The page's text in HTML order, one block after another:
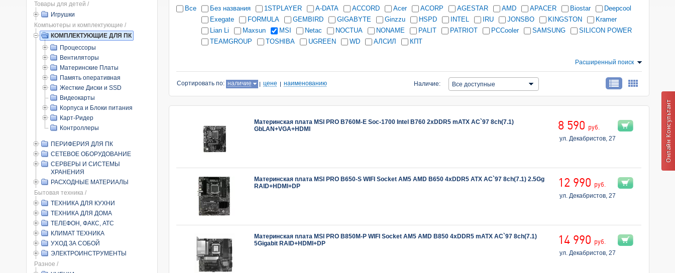
Товары для детей /
Игрушки
Компьютеры и комплектующие /
КОМПЛЕКТУЮЩИЕ ДЛЯ ПК
Процессоры
Вентиляторы
Материнские Платы
Память оперативная
Жесткие Диски и SSD
Видеокарты
Корпуса и Блоки питания
Карт-Ридер
Контроллеры
ПЕРИФЕРИЯ ДЛЯ ПК
СЕТЕВОЕ ОБОРУДОВАНИЕ
СЕРВЕРЫ И СИСТЕМЫ
ХРАНЕНИЯ
РАСХОДНЫЕ МАТЕРИАЛЫ
Бытовая техника /
ТЕХНИКА ДЛЯ КУХНИ
ТЕХНИКА ДЛЯ ДОМА
ТЕЛЕФОН, ФАКС, АТС
КЛИМАТ ТЕХНИКА
УХОД ЗА СОБОЙ
ЭЛЕКТРОИНСТРУМЕНТЫ
Разное /
Все Без названия 1STPLAYER A-DATA ACCORD Acer ACORP AGESTAR AMD APACER Biostar
Deepcool
Exegate
FORMULA GEMBIRD GIGABYTE Ginzzu HSPD INTEL IRU JONSBO KINGSTON
Kramer
Lian Li
Maxsun MSI Netac NOCTUA NONAME PALIT PATRIOT PCCooler SAMSUNG
SILICON POWER
TEAMGROUP
TOSHIBA UGREEN WD АЛСИЛ КПТ
Расширенный поиск
Сортировать по: наличие цене наименованию Наличие: Все доступные
Материнская плата MSI PRO B760M-E Soc-1700 Intel B760 2xDDR5 mATX AC`97 8ch(7.1)
GbLAN+VGA+HDMI
8 590 руб.
ул. Декабристов, 27
Материнская плата MSI PRO B650-S WIFI Socket AM5 AMD B650 4xDDR5 ATX AC`97 8ch(7.1) 2.5Gg
RAID+HDMI+DP
12 990 руб.
ул. Декабристов, 27
Материнская плата MSI PRO B850M-P WIFI Socket AM5 AMD B850 4xDDR5 mATX AC`97 8ch(7.1)
5Gigabit RAID+HDMI+DP
14 990 руб.
ул. Декабристов, 27